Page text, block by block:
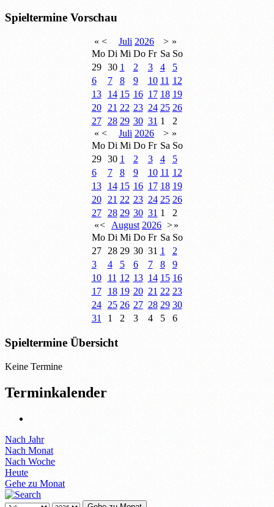
Spieltermine Vorschau
« < Juli 2026 > »
Mo Di Mi Do Fr Sa So
29
30 1 2 3 4
5
6
7 8 9 10 11 12
13
14 15 16 17 18 19
20
21 22 23 24 25 26
27
28 29 30 31 1
2
« < Juli 2026 > »
Mo Di Mi Do Fr Sa So
29
30 1 2 3 4
5
6
7 8 9 10 11 12
13
14 15 16 17 18 19
20
21 22 23 24 25 26
27
28 29 30 31 1
2
«< August 2026 >»
Mo Di Mi Do Fr Sa So
27
28 29 30 31 1
2
3
4 5 6 7 8
9
10
11 12 13 14 15 16
17
18 19 20 21 22 23
24
25 26 27 28 29 30
31
1 2 3 4 5 6
Spieltermine Übersicht
Keine Termine
Terminkalender
Nach Jahr
Nach Monat
Nach Woche
Heute
Gehe zu Monat